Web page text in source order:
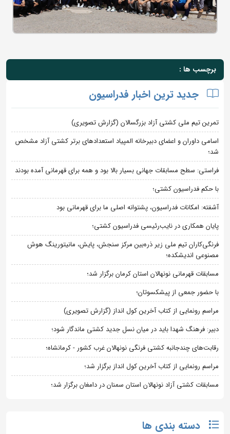
برچسب ها :
جدید ترین اخبار فدراسیون
تمرین تیم ملی کشتی آزاد بزرگسالان (گزارش تصویری)
اسامی داوران و اعضای دبیرخانه المپیاد استعدادهای برتر کشتی آزاد مشخص
شد؛
فراستی: سطح مسابقات جهانی بسیار بالا بود و همه برای قهرمانی آمده بودند
با حکم فدراسیون کشتی؛
آشفته: امکانات فدراسیون، پشتوانه اصلی ما برای قهرمانی بود
پایان همکاری در نایب‌رئیسی فدراسیون کشتی؛
فرنگی‌کاران تیم ملی زیر ذره‌بین مرکز سنجش، پایش، مانیتورینگ هوش
مصنوعی اندیشکده؛
مسابقات قهرمانی نونهالان استان کرمان برگزار شد؛
با حضور جمعی از پیشکسوتان؛
مراسم رونمایی از کتاب آخرین کول انداز (گزارش تصویری)
دبیر: فرهنگ شهدا باید در میان نسل جدید کشتی ماندگار شود؛
رقابت‌های چندجانبه کشتی فرنگی نونهالان غرب کشور - کرمانشاه؛
مراسم رونمایی از کتاب آخرین کول انداز برگزار شد؛
مسابقات کشتی آزاد نونهالان استان سمنان در دامغان برگزار شد؛
دسته بندی ها